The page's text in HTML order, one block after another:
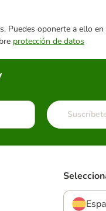
Puedes oponerte a ello
protección de datos